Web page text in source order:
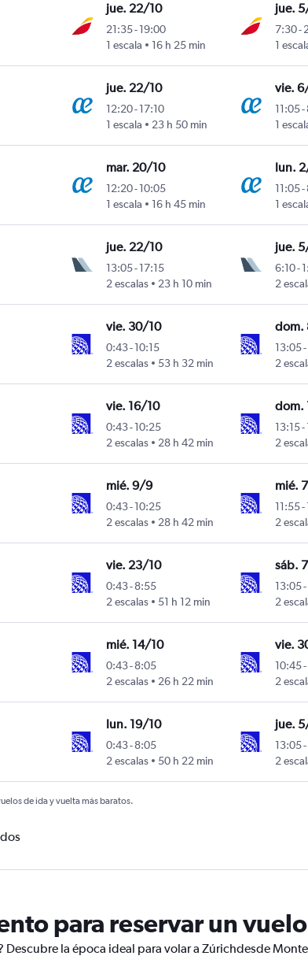
jue. 22/10
21:35-19:00
1 escala
16 h 25 min
jue.
7:30-
1
jue. 22/10
12:20-17:10
1 escala
23 h 50 min
vie.
11:05-
1
mar. 20/10
12:20-10:05
1 escala
16 h 45 min
lun.
11:05-
1
jue. 22/10
13:05-17:15
2 escalas
23 h 10 min
jue.
6:10-
2
vie. 30/10
0:43-10:15
2 escalas
53 h 32 min
dom.
13:05-
2
vie. 16/10
0:43-10:25
2 escalas
28 h 42 min
dom.
13:15-
2
mié. 9/9
0:43-10:25
2 escalas
28 h 42 min
mié.
11:55-
2
vie. 23/10
0:43-8:55
2 escalas
51 h 12 min
sáb.
13:05-
2
mié. 14/10
0:43-8:05
2 escalas
26 h 22 min
vie.
10:45-
2
lun. 19/10
0:43-8:05
2 escalas
50 h 22 min
jue.
13:05-
2
de ida y vuelta más baratos.
para reservar un
Descubre la época ideal para volar a Zúrichdesde